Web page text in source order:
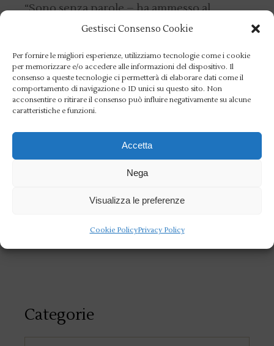
Gestisci Consenso Cookie
Per fornire le migliori esperienze, utilizziamo tecnologie come i cookie
per memorizzare e/o accedere alle informazioni del dispositivo. Il
consenso a queste tecnologie ci permetterà di elaborare dati come il
comportamento di navigazione o ID unici su questo sito. Non
acconsentire o ritirare il consenso può influire negativamente su alcune
caratteristiche e funzioni.
Accetta
Nega
Visualizza le preferenze
Cookie PolicyPrivacy Policy
“Sono senza parole – ha ammesso al
traguardo – per tante ragioni, soprattutto
traguardo ma ne è valsa ancora una volta la
pena perché so veramente contentissimo.
Ho quasi 53 anni e la vita continua a
proverò a vivere almeno 200 anni perché
voglio davvero godermi tutto questo il più
Categorie